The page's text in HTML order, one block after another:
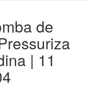
de
| 11